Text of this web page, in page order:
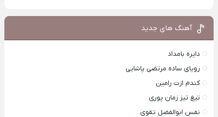
آهنگ های جدید
دایره بامداد
رویای ساده مرتضی پاشایی
کندم ازت رامین
تیغ تیز زمان پوری
نفس ابوالفضل تقوی